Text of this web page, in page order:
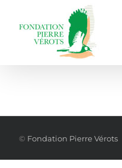
content
© Fondation Pierre Vérots